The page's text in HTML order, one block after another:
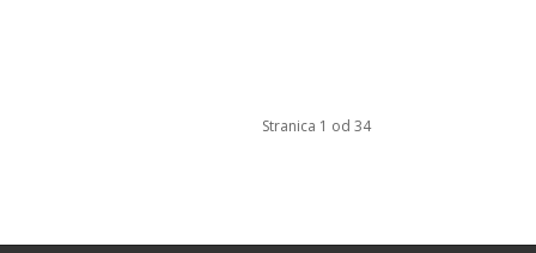
Stranica 1 od 34